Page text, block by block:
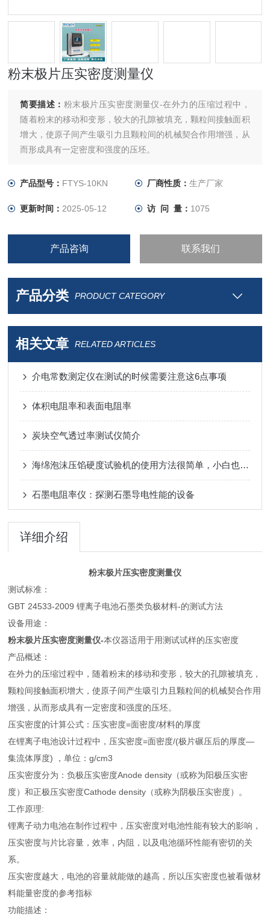
粉末极片压实密度测量仪
简要描述： 粉末极片压实密度测量仪-在外力的压缩过程中，
随着粉末的移动和变形，较大的孔隙被填充，颗粒间接触面积
增大，使原子间产生吸引力且颗粒间的机械契合作用增强，从
而形成具有一定密度和强度的压坯。
产品型号： FTYS-10KN 厂商性质： 生产厂家
更新时间： 2025-05-12 访 问 量： 1075
产品咨询 联系我们
产品分类 PRODUCT CATEGORY
相关文章 RELATED ARTICLES
介电常数测定仪在测试的时候需要注意这6点事项
体积电阻率和表面电阻率
炭块空气透过率测试仪简介
海绵泡沫压馅硬度试验机的使用方法很简单，小白也能看懂
石墨电阻率仪：探测石墨导电性能的设备
详细介绍
粉末极片压实密度测量仪
测试标准：
GBT 24533-2009 锂离子电池石墨类负极材料-的测试方法
设备用途：
粉末极片压实密度测量仪-本仪器适用于用测试试样的压实密度
产品概述：
在外力的压缩过程中，随着粉末的移动和变形，较大的孔隙被填充，
颗粒间接触面积增大，使原子间产生吸引力且颗粒间的机械契合作用
增强，从而形成具有一定密度和强度的压坯。
压实密度的计算公式：压实密度=面密度/材料的厚度
在锂离子电池设计过程中，压实密度=面密度/(极片碾压后的厚度—
集流体厚度) ，单位：g/cm3
压实密度分为：负极压实密度Anode density（或称为阳极压实密
度）和正极压实密度Cathode density（或称为阴极压实密度）。
工作原理:
锂离子动力电池在制作过程中，压实密度对电池性能有较大的影响，
压实密度与片比容量，效率，内阻，以及电池循环性能有密切的关
系。
压实密度越大，电池的容量就能做的越高，所以压实密度也被看做材
料能量密度的参考指标
功能描述：